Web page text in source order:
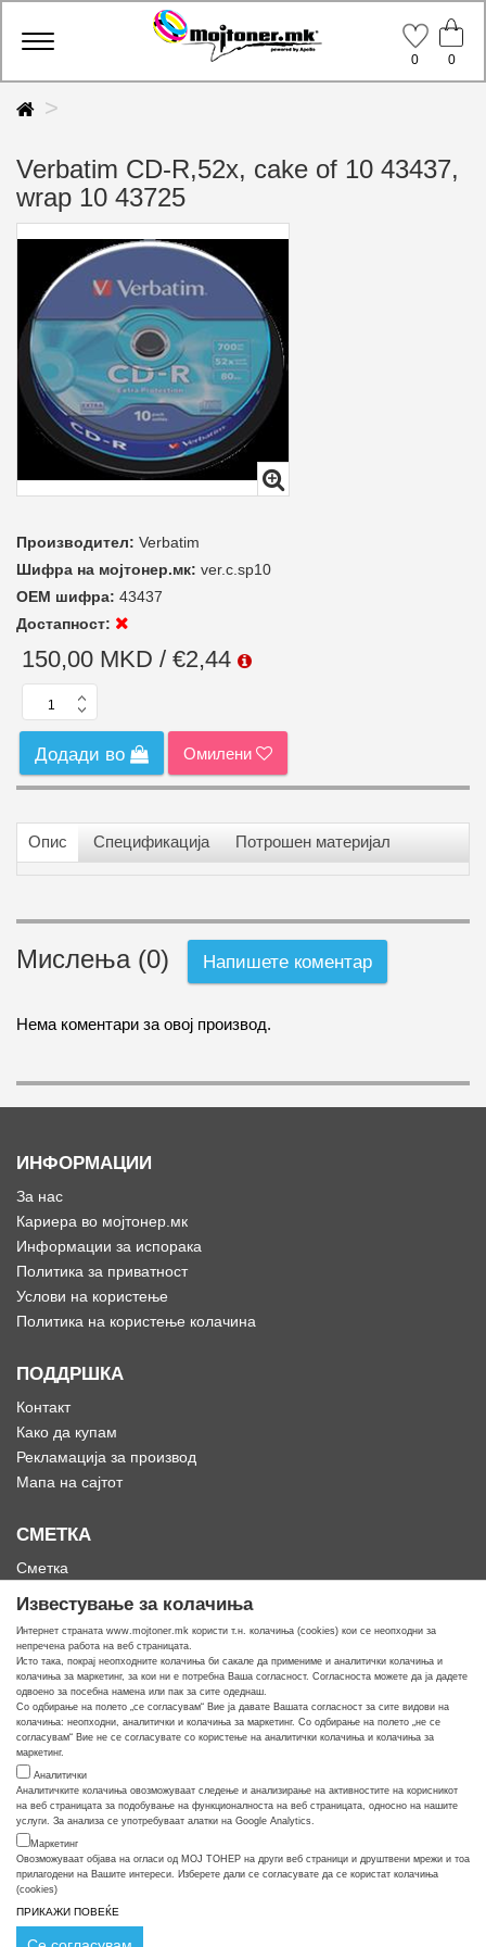
Известување за колачиња
Интернет страната www.mojtoner.mk користи т.н. колачиња (cookies) кои се неопходни за
непречена работа на веб страницата.
Исто така, покрај неопходните колачиња би сакале да примениме и аналитички колачиња и
колачиња за маркетинг, за кои ни е потребна Ваша согласност. Согласноста можете да ја дадете
одвоено за посебна намена или пак за сите одеднаш.
Со одбирање на полето „се согласувам“ Вие ја давате Вашата согласност за сите видови на
колачиња: неопходни, аналитички и колачиња за маркетинг. Со одбирање на полето „не се
согласувам“ Вие не се согласувате со користење на аналитички колачиња и колачиња за
маркетинг.
Аналитички
Аналитичките колачиња овозможуваат следење и анализирање на активностите на корисникот
на веб страницата за подобување на функционалноста на веб страницата, односно на нашите
услуги. За анализа се употребуваат алатки на Google Analytics.
Маркетинг
Овозможуваат објава на огласи од МОЈ ТОНЕР на други веб страници и друштвени мрежи и тоа
прилагодени на Вашите интереси. Изберете дали се согласувате да се користат колачиња
(cookies)
ПРИКАЖИ ПОВЕЌЕ
Toggle
0
0
Verbatim CD-R,52x, cake of 10 43437,
wrap 10 43725
Производител: Verbatim
Шифра на мојтонер.мк: ver.c.sp10
ОЕМ шифра: 43437
Достапност:
150,00 MKD / €2,44
Додади во Омилени
Опис Спецификација Потрошен материјал
Мислења (0) Напишете коментар
Нема коментари за овој производ.
ИНФОРМАЦИИ
За нас
Кариера во мојтонер.мк
Информации за испорака
Политика за приватност
Услови на користење
Политика на користење колачина
ПОДДРШКА
Контакт
Како да купам
Рекламација за производ
Мапа на сајтот
СМЕТКА
Сметка
Омилени
Кога ти треба тонер
© COPYRIGHT APOLLO 2026